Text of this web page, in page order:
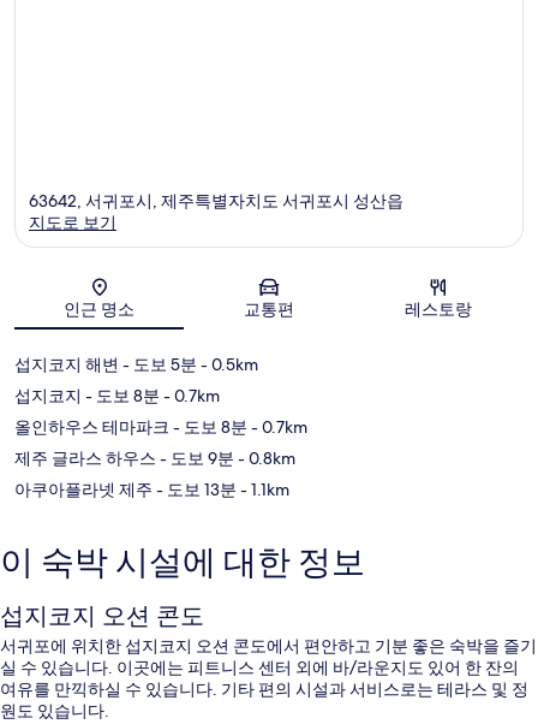
지도
63642, 서귀포시, 제주특별자치도 서귀포시 성산읍
지도로 보기
인근 명소 교통편 레스토랑
섭지코지 해변 - 도보 5분 - 0.5km
섭지코지 - 도보 8분 - 0.7km
올인하우스 테마파크 - 도보 8분 - 0.7km
제주 글라스 하우스 - 도보 9분 - 0.8km
아쿠아플라넷 제주 - 도보 13분 - 1.1km
이 숙박 시설에 대한 정보
섭지코지 오션 콘도
서귀포에 위치한 섭지코지 오션 콘도에서 편안하고 기분 좋은 숙박을 즐기
실 수 있습니다. 이곳에는 피트니스 센터 외에 바/라운지도 있어 한 잔의
여유를 만끽하실 수 있습니다. 기타 편의 시설과 서비스로는 테라스 및 정
원도 있습니다.